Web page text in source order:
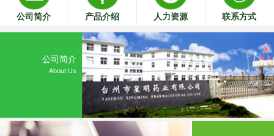
公司简介 产品介绍 人力资源 联系方式
公司简介
About Us